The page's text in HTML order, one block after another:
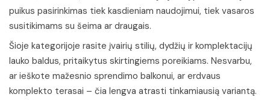
puikus pasirinkimas tiek kasdieniam naudojimui, tiek vasaros
susitikimams su šeima ar draugais.
Šioje kategorijoje rasite įvairių stilių, dydžių ir komplektacijų
lauko baldus, pritaikytus skirtingiems poreikiams. Nesvarbu,
ar ieškote mažesnio sprendimo balkonui, ar erdvaus
komplekto terasai – čia lengva atrasti tinkamiausią variantą.